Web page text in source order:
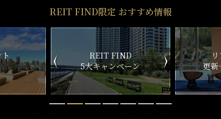
REIT FIND限定 おすすめ情報
ン
リアルタイム
更新一覧チェック
新